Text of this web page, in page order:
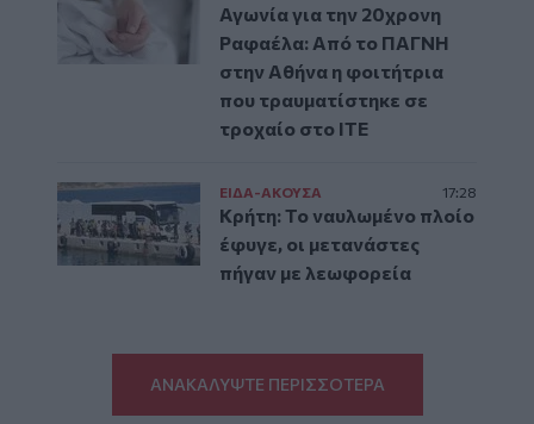
Αγωνία για την 20χρονη
Ραφαέλα: Από το ΠΑΓΝΗ
στην Αθήνα η φοιτήτρια
που τραυματίστηκε σε
τροχαίο στο ΙΤΕ
ΕΙΔΑ-ΑΚΟΥΣΑ 17:28
Κρήτη: Το ναυλωμένο πλοίο
έφυγε, οι μετανάστες
πήγαν με λεωφορεία
ΑΝΑΚΑΛΥΨΤΕ ΠΕΡΙΣΣΟΤΕΡΑ